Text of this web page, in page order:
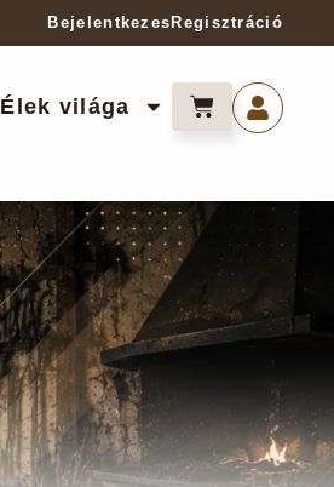
Bejelentkezes Regisztráció
Élek világa